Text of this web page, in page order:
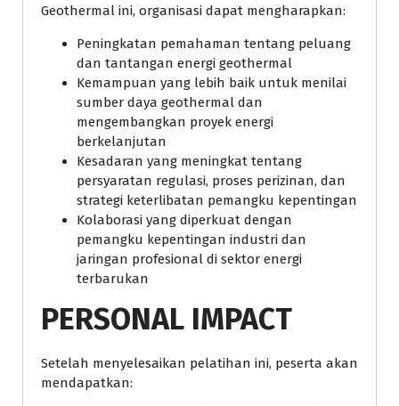
Geothermal ini, organisasi dapat mengharapkan:
Peningkatan pemahaman tentang peluang
dan tantangan energi geothermal
Kemampuan yang lebih baik untuk menilai
sumber daya geothermal dan
mengembangkan proyek energi
berkelanjutan
Kesadaran yang meningkat tentang
persyaratan regulasi, proses perizinan, dan
strategi keterlibatan pemangku kepentingan
Kolaborasi yang diperkuat dengan
pemangku kepentingan industri dan
jaringan profesional di sektor energi
terbarukan
PERSONAL IMPACT
Setelah menyelesaikan pelatihan ini, peserta akan
mendapatkan: